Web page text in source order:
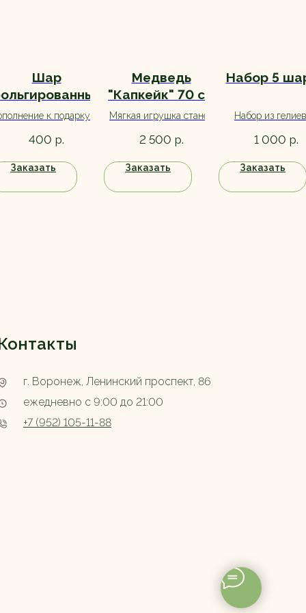
Шар
"С днем
принцесса"
к подарку на
выбор, ассортимент
400 р.
Заказать
Медведь
"Капкейк" 70 см
в ассортименте
Мягкая игрушка станет
букету, а также станет
самостоятельного
2 500 р.
Заказать
Набор 5
Набор из
для долгого
1 000 р.
Заказать
г. Воронеж, Ленинский проспект, 86
+7 (952) 105-11-88
ежедневно с 9:00 до 21:00